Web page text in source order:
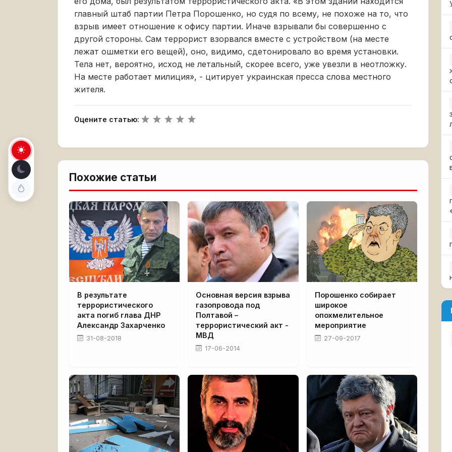
главный штаб партии Петра Порошенко, но судя по всему, не похоже на то, что
взрыв имеет отношение к офису партии. Иначе взрывали бы совершенно с
другой стороны. Сам террорист взорвался вместе с устройством (на месте
лежат ошметки его вещей), оно, видимо, сдетонировало во время установки.
Тела нет, вероятно, исход не летальный, скорее всего, уже увезли в неотложку.
На месте работает милиция», - цитирует украинская пресса слова местного
жителя.
Оцените статью:
Похожие статьи
В результате
террористического
акта погиб глава ДНР
Александр Захарченко
31-08-2018
Основная версия взрыва
газопровода под
Полтавой –
террористический акт -
МВД
17-06-2014
Порошенко собирает
широкое
опохмелительное
мероприятие
27-09-2017